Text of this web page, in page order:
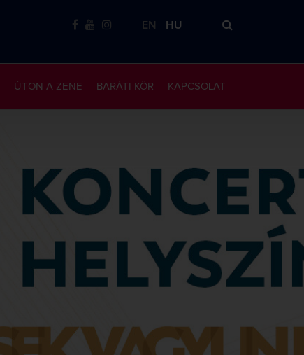
EN HU
KAPCSOLAT
BARÁTI KÖR
ÚTON A ZENE